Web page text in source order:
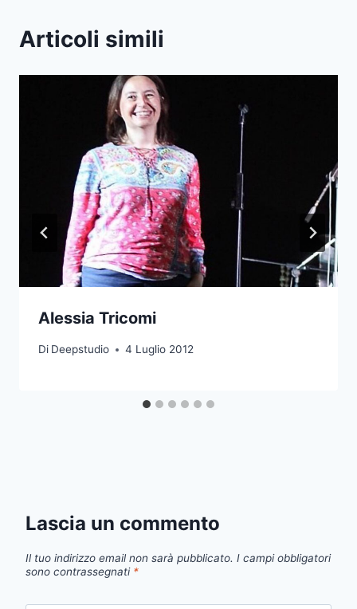
Articoli simili
Alessia Tricomi
Di Deepstudio 4 Luglio 2012
Lascia un commento
Il tuo indirizzo email non sarà pubblicato. I campi obbligatori
sono contrassegnati *